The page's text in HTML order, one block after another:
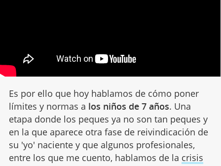
Es por ello que hoy hablamos de cómo poner
límites y normas a los niños de 7 años. Una
etapa donde los peques ya no son tan peques y
en la que aparece otra fase de reivindicación de
su 'yo' naciente y que algunos profesionales,
entre los que me cuento, hablamos de la crisis